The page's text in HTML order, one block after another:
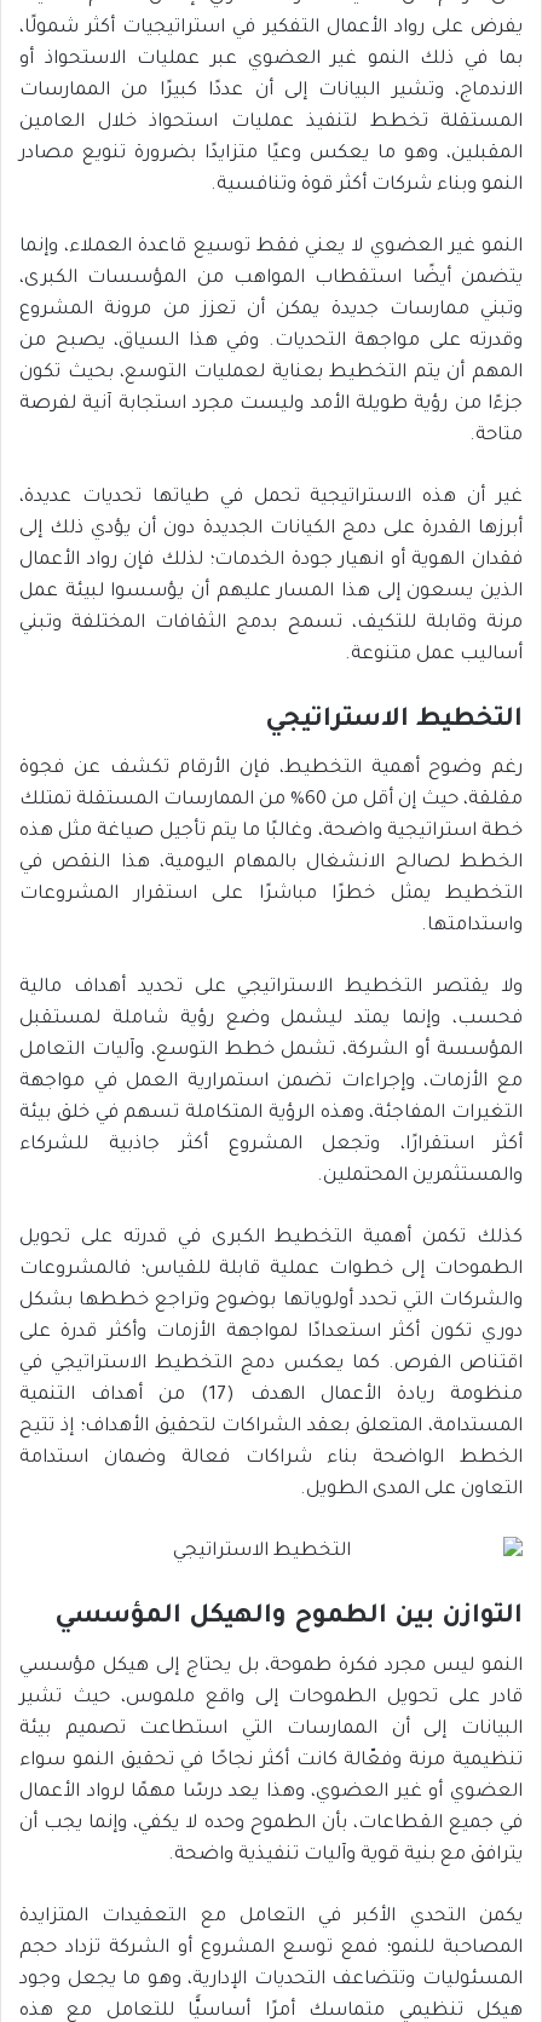
يفرض على رواد الأعمال التفكير في استراتيجيات أكثر شمولًا،
بما في ذلك النمو غير العضوي عبر عمليات الاستحواذ أو
الاندماج، وتشير البيانات إلى أن عددًا كبيرًا من الممارسات
المستقلة تخطط لتنفيذ عمليات استحواذ خلال العامين
المقبلين، وهو ما يعكس وعيًا متزايدًا بضرورة تنويع مصادر
النمو وبناء شركات أكثر قوة وتنافسية.
النمو غير العضوي لا يعني فقط توسيع قاعدة العملاء، وإنما
يتضمن أيضًا استقطاب المواهب من المؤسسات الكبرى،
وتبني ممارسات جديدة يمكن أن تعزز من مرونة المشروع
وقدرته على مواجهة التحديات. وفي هذا السياق، يصبح من
المهم أن يتم التخطيط بعناية لعمليات التوسع، بحيث تكون
جزءًا من رؤية طويلة الأمد وليست مجرد استجابة آنية لفرصة
متاحة.
غير أن هذه الاستراتيجية تحمل في طياتها تحديات عديدة،
أبرزها القدرة على دمج الكيانات الجديدة دون أن يؤدي ذلك إلى
فقدان الهوية أو انهيار جودة الخدمات؛ لذلك فإن رواد الأعمال
الذين يسعون إلى هذا المسار عليهم أن يؤسسوا لبيئة عمل
مرنة وقابلة للتكيف، تسمح بدمج الثقافات المختلفة وتبني
أساليب عمل متنوعة.
التخطيط الاستراتيجي
رغم وضوح أهمية التخطيط، فإن الأرقام تكشف عن فجوة
مقلقة، حيث إن أقل من 60% من الممارسات المستقلة تمتلك
خطة استراتيجية واضحة، وغالبًا ما يتم تأجيل صياغة مثل هذه
الخطط لصالح الانشغال بالمهام اليومية، هذا النقص في
التخطيط يمثل خطرًا مباشرًا على استقرار المشروعات
واستدامتها.
ولا يقتصر التخطيط الاستراتيجي على تحديد أهداف مالية
فحسب، وإنما يمتد ليشمل وضع رؤية شاملة لمستقبل
المؤسسة أو الشركة، تشمل خطط التوسع، وآليات التعامل
مع الأزمات، وإجراءات تضمن استمرارية العمل في مواجهة
التغيرات المفاجئة، وهذه الرؤية المتكاملة تسهم في خلق بيئة
أكثر استقرارًا، وتجعل المشروع أكثر جاذبية للشركاء
والمستثمرين المحتملين.
كذلك تكمن أهمية التخطيط الكبرى في قدرته على تحويل
الطموحات إلى خطوات عملية قابلة للقياس؛ فالمشروعات
والشركات التي تحدد أولوياتها بوضوح وتراجع خططها بشكل
دوري تكون أكثر استعدادًا لمواجهة الأزمات وأكثر قدرة على
اقتناص الفرص. كما يعكس دمج التخطيط الاستراتيجي في
منظومة ريادة الأعمال الهدف (17) من أهداف التنمية
المستدامة، المتعلق بعقد الشراكات لتحقيق الأهداف؛ إذ تتيح
الخطط الواضحة بناء شراكات فعالة وضمان استدامة
التعاون على المدى الطويل.
التوازن بين الطموح والهيكل المؤسسي
النمو ليس مجرد فكرة طموحة، بل يحتاج إلى هيكل مؤسسي
قادر على تحويل الطموحات إلى واقع ملموس، حيث تشير
البيانات إلى أن الممارسات التي استطاعت تصميم بيئة
تنظيمية مرنة وفعّالة كانت أكثر نجاحًا في تحقيق النمو سواء
العضوي أو غير العضوي، وهذا يعد درسًا مهمًا لرواد الأعمال
في جميع القطاعات، بأن الطموح وحده لا يكفي، وإنما يجب أن
يترافق مع بنية قوية وآليات تنفيذية واضحة.
يكمن التحدي الأكبر في التعامل مع التعقيدات المتزايدة
المصاحبة للنمو؛ فمع توسع المشروع أو الشركة تزداد حجم
المسئوليات وتتضاعف التحديات الإدارية، وهو ما يجعل وجود
هيكل تنظيمي متماسك أمرًا أساسيًّا للتعامل مع هذه